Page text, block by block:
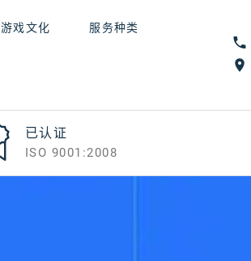
游戏文化 服务种类
已认证
ISO 9001:2008